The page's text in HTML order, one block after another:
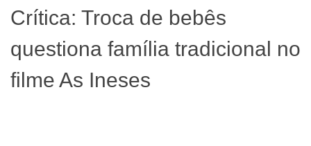
Crítica: Troca de bebês
questiona família tradicional no
filme As Ineses